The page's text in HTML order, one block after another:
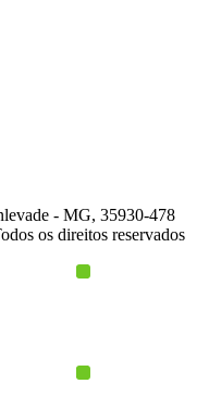
- MG, 35930-478
os direitos reservados